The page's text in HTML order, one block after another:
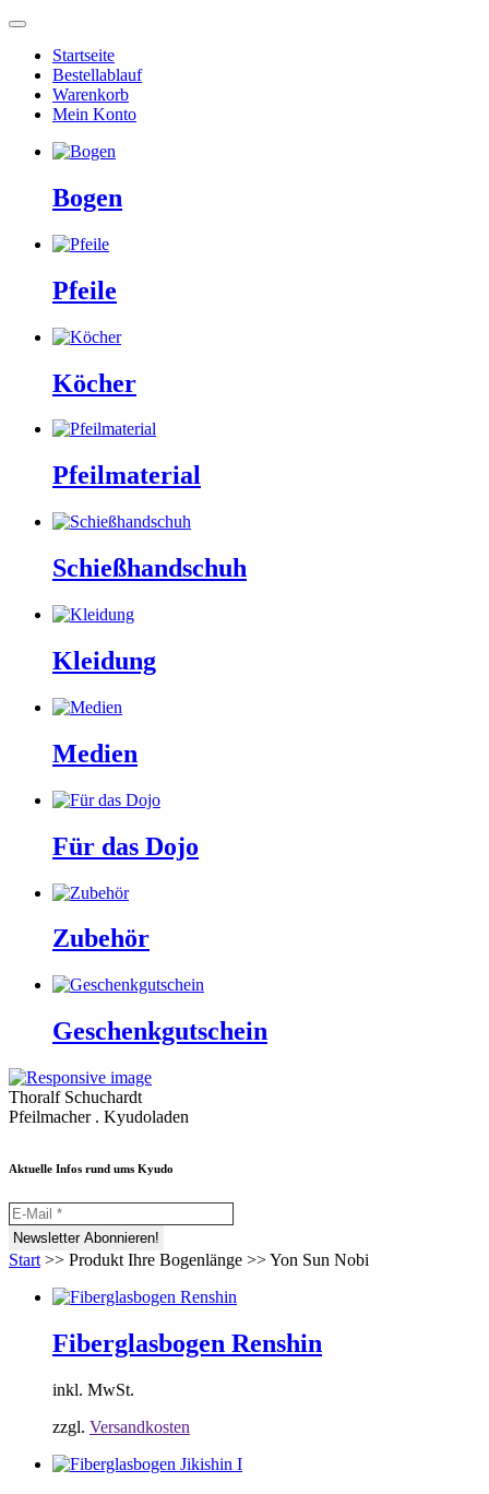
Startseite
Bestellablauf
Warenkorb
Mein Konto
Bogen
Pfeile
Köcher
Pfeilmaterial
Schießhandschuh
Kleidung
Medien
Für das Dojo
Zubehör
Geschenkgutschein
Thoralf Schuchardt
Pfeilmacher . Kyudoladen
Aktuelle Infos rund ums Kyudo
Start >> Produkt Ihre Bogenlänge >>Yon Sun Nobi
Fiberglasbogen Renshin
inkl. MwSt.
zzgl. Versandkosten